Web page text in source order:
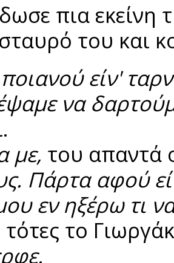
πια εκείνη
του και
είν'
να
με, του απαντά
Πάρτα αφού
εν ηξέρω τι να
τότες το